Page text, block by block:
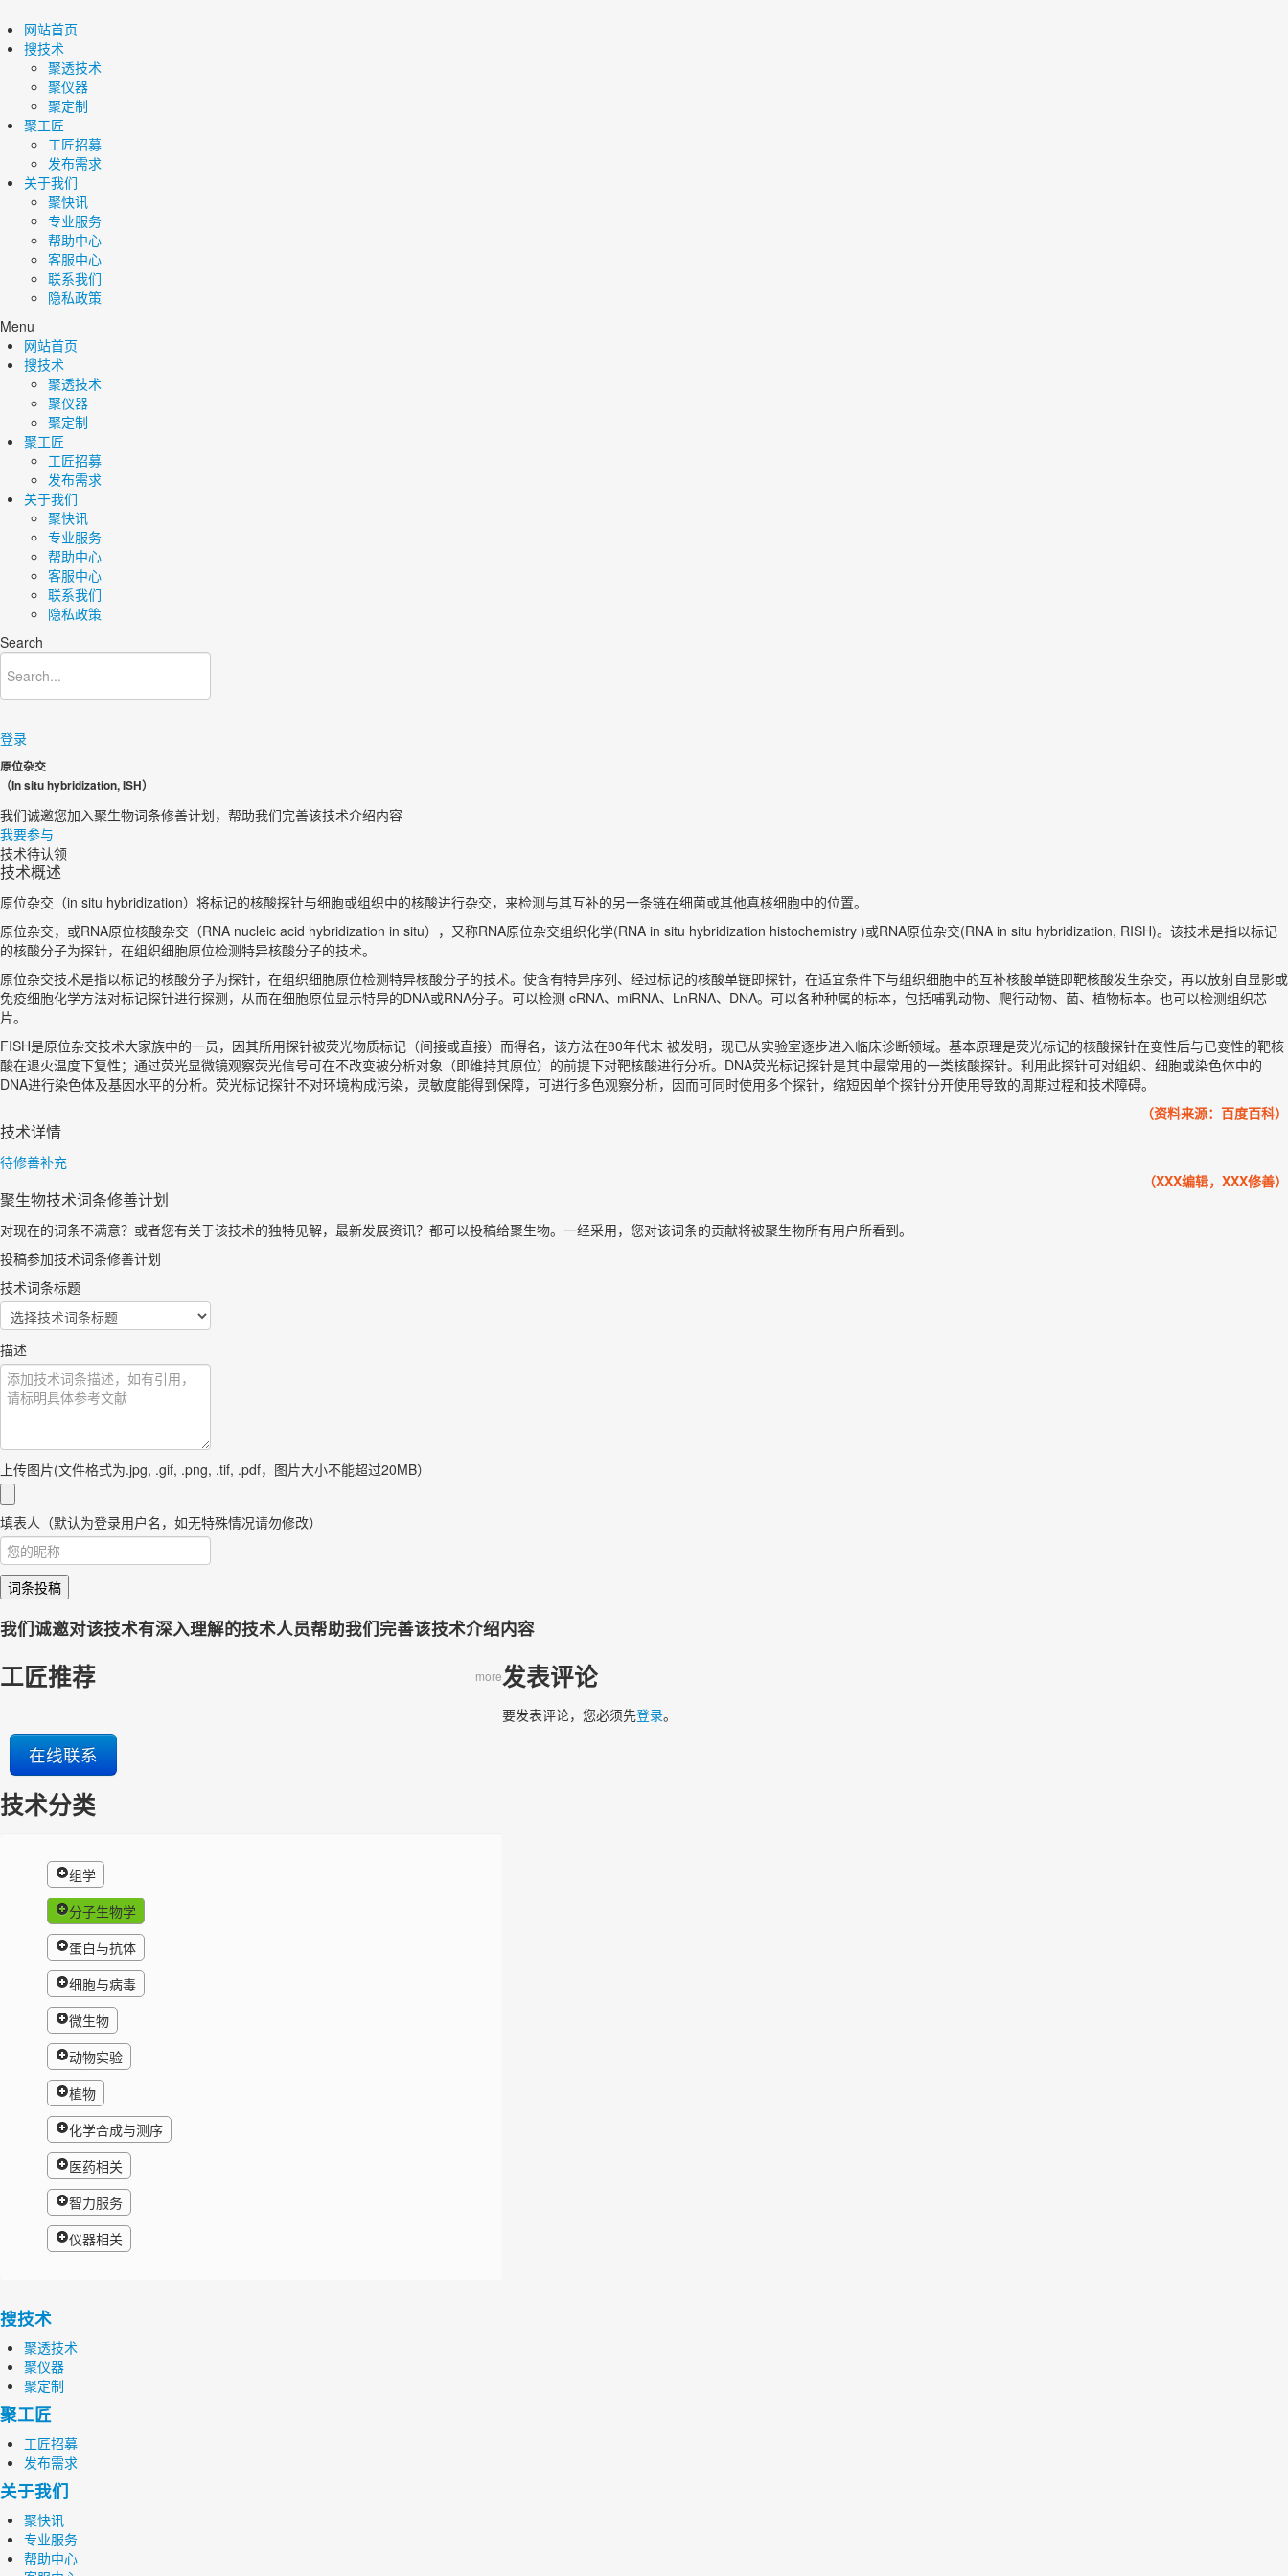
网站首页
搜技术
聚透技术
聚仪器
聚定制
聚工匠
工匠招募
发布需求
关于我们
聚快讯
专业服务
帮助中心
客服中心
联系我们
隐私政策
Menu
网站首页
搜技术
聚透技术
聚仪器
聚定制
聚工匠
工匠招募
发布需求
关于我们
聚快讯
专业服务
帮助中心
客服中心
联系我们
隐私政策
Search
登录
原位杂交
（In situ hybridization, ISH）
我们诚邀您加入聚生物词条修善计划，帮助我们完善该技术介绍内容​
我要参与
技术待认领
技术概述
原位杂交（in situ hybridization）将标记的核酸探针与细胞或组织中的核酸进行杂交，来检测与其互补的另一条链在细菌或其他真核细胞中的位置。
原位杂交，或RNA原位核酸杂交（RNA nucleic acid hybridization in situ），又称RNA原位杂交组织化学(RNA in situ hybridization histochemistry )或RNA原位杂交(RNA in situ hybridization, RISH)。该技术是指以标记
的核酸分子为探针，在组织细胞原位检测特异核酸分子的技术。
原位杂交技术是指以标记的核酸分子为探针，在组织细胞原位检测特异核酸分子的技术。使含有特异序列、经过标记的核酸单链即探针，在适宜条件下与组织细胞中的互补核酸单链即靶核酸发生杂交，再以放射自显影或
免疫细胞化学方法对标记探针进行探测，从而在细胞原位显示特异的DNA或RNA分子。可以检测 cRNA、miRNA、LnRNA、DNA。可以各种种属的标本，包括哺乳动物、爬行动物、菌、植物标本。也可以检测组织芯
片。
FISH是原位杂交技术大家族中的一员，因其所用探针被荧光物质标记（间接或直接）而得名，该方法在80年代末 被发明，现已从实验室逐步进入临床诊断领域。基本原理是荧光标记的核酸探针在变性后与已变性的靶核
酸在退火温度下复性；通过荧光显微镜观察荧光信号可在不改变被分析对象（即维持其原位）的前提下对靶核酸进行分析。DNA荧光标记探针是其中最常用的一类核酸探针。利用此探针可对组织、细胞或染色体中的
DNA进行染色体及基因水平的分析。荧光标记探针不对环境构成污染，灵敏度能得到保障，可进行多色观察分析，因而可同时使用多个探针，缩短因单个探针分开使用导致的周期过程和技术障碍。
（资料来源：百度百科）
技术详情
待修善补充
（XXX编辑，XXX修善）
聚生物技术词条修善计划
对现在的词条不满意？或者您有关于该技术的独特见解，最新发展资讯？都可以投稿给聚生物。一经采用，您对该词条的贡献将被聚生物所有用户所看到。
投稿参加技术词条修善计划
技术词条标题
描述
上传图片(文件格式为.jpg, .gif, .png, .tif, .pdf，图片大小不能超过20MB）
填表人（默认为登录用户名，如无特殊情况请勿修改）
词条投稿
我们诚邀对该技术有深入理解的技术人员帮助我们完善该技术介绍内容
工匠推荐 more
在线联系
技术分类
组学
分子生物学
蛋白与抗体
细胞与病毒
微生物
动物实验
植物
化学合成与测序
医药相关
智力服务
仪器相关
发表评论
要发表评论，您必须先登录。
搜技术
聚透技术
聚仪器
聚定制
聚工匠
工匠招募
发布需求
关于我们
聚快讯
专业服务
帮助中心